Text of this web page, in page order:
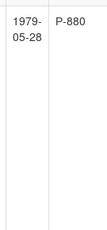
1979-
05-28
Р-880